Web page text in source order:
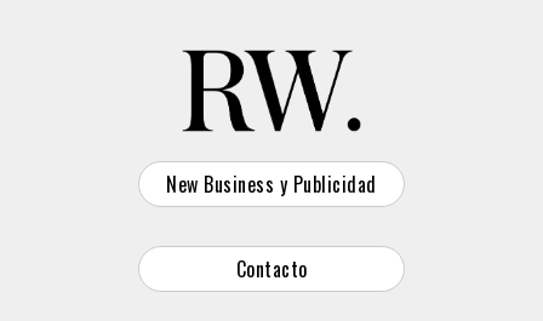
New Business y Publicidad
Contacto